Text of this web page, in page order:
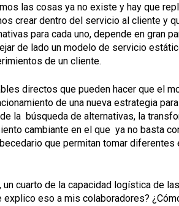
las cosas ya no existe y hay que
crear dentro del servicio al cliente y
para cada uno, depende en gran
de lado un modelo de servicio
de un cliente.
directos que pueden hacer que el
de una nueva estrategia
la búsqueda de alternativas, la
cambiante en el que ya no basta
que permitan tomar diferentes
cuarto de la capacidad logística de
eso a mis colaboradores?